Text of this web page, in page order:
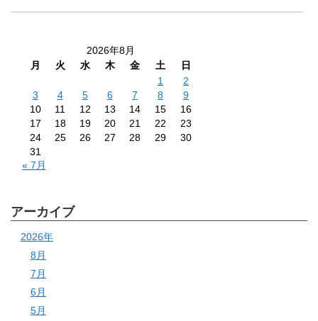
2026年8月
月
火 水 木 金 土
日
1
2
3
4 5 6 7 8
9
10
11 12 13 14 15
16
17
18 19 20 21 22
23
24
25 26 27 28 29
30
31
« 7月
アーカイブ
2026年
8月
7月
6月
5月